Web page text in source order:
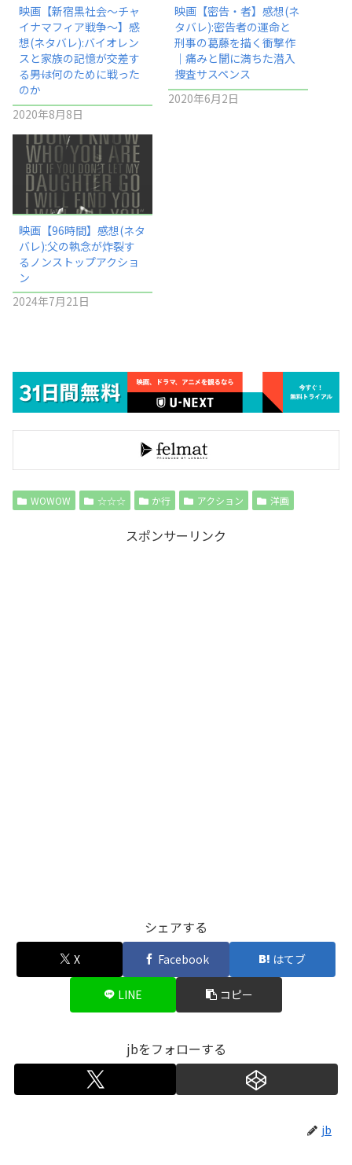
映画【新宿黒社会～チャ
イナマフィア戦争～】感
想(ネタバレ):バイオレン
スと家族の記憶が交差す
る――男は何のために戦った
のか
2020年8月8日
映画【密告・者】感想(ネ
タバレ):密告者の運命と
刑事の葛藤を描く衝撃作
｜痛みと闇に満ちた潜入
捜査サスペンス
2020年6月2日
映画【96時間】感想(ネタ
バレ):父の執念が炸裂す
るノンストップアクショ
ン
2024年7月21日
WOWOW ☆☆☆ か行 アクション 洋画
スポンサーリンク
シェアする
X Facebook はてブ
LINE コピー
jbをフォローする
jb